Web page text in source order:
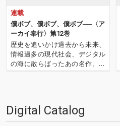
連載
僕ボブ、僕ボブ、僕ボブ──〈ア
ーカイ奉行〉第12巻
歴史を追いかけ過去から未来、
情報過多の現代社会、デジタル
の海に散らばったあの名作、こ
の名作たちをひとつにまとめる
は…'''1.過去作の最新リマスター
音源 2.これまで未配信…
Digital Catalog